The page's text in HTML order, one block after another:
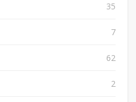
35
7
62
2